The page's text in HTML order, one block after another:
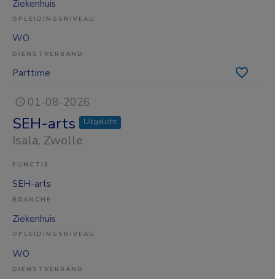
Ziekenhuis
OPLEIDINGSNIVEAU
WO
DIENSTVERBAND
Parttime
01-08-2026
SEH-arts Uitgelicht
Isala, Zwolle
FUNCTIE
SEH-arts
BRANCHE
Ziekenhuis
OPLEIDINGSNIVEAU
WO
DIENSTVERBAND